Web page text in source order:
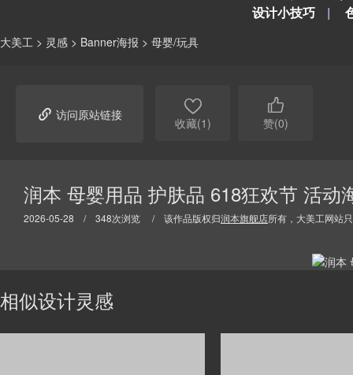
设计小技巧
|
大美工 > 灵感 > Banner海报 > 母婴/玩具
 访问原站链接 
收藏(1)

赞(0)
润本 母婴用品 护肤品 618狂欢节 活动
2026-05-28 / 348次浏览 / 该作品版权归润本旗舰店所有，大美工网站
相似设计灵感